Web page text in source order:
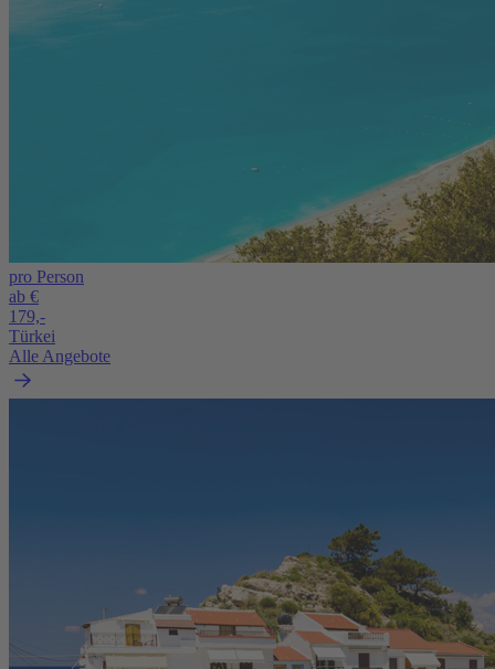
pro Person
ab €
179,-
Türkei
Alle Angebote